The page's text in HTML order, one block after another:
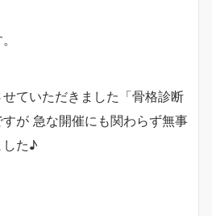
ていただきました「骨格診断
が 急な開催にも関わらず無事
した♪